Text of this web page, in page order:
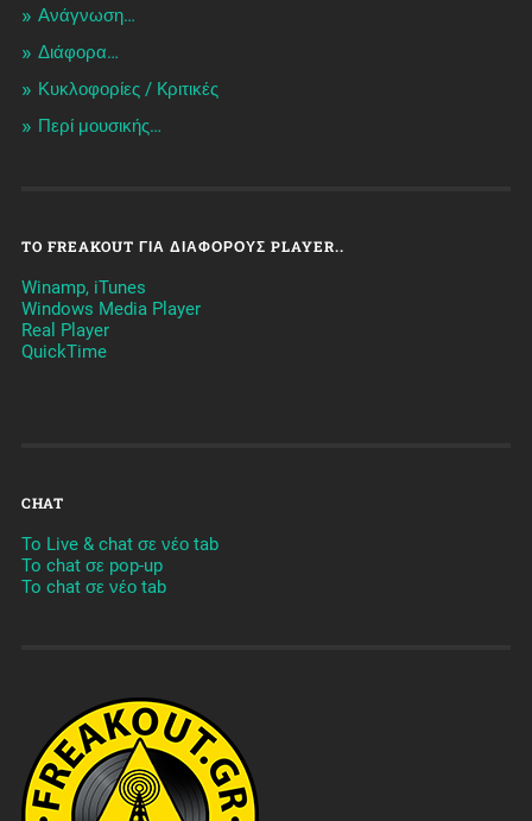
Ανάγνωση…
Διάφορα…
Κυκλοφορίες / Kριτικές
Περί μουσικής…
TO FREAKOUT ΓΙΑ ΔΙΆΦΟΡΟΥΣ PLAYER..
Winamp, iTunes
Windows Media Player
Real Player
QuickTime
CHAT
To Live & chat σε νέο tab
To chat σε pop-up
To chat σε νέο tab